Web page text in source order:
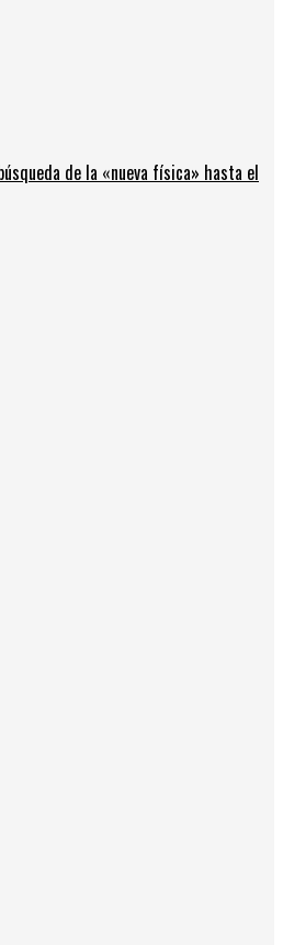
de la «nueva física» hasta el